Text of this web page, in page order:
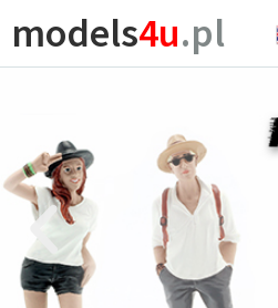
models4u.pl